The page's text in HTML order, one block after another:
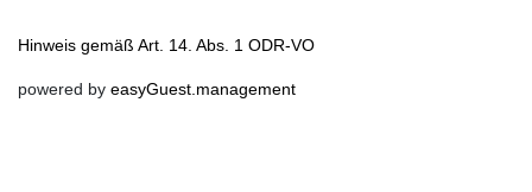
Hinweis gemäß Art. 14. Abs. 1 ODR-VO
powered by easyGuest.management